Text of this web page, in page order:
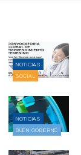
NOTICIAS
SOCIAL
NOTICIAS
BUEN GOBIERNO